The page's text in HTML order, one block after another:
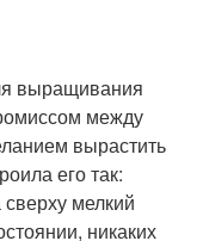
выращивания
между
вырастить
его так:
мелкий
никаких